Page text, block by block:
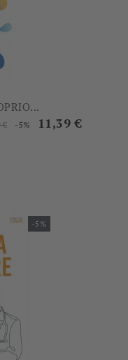
€ -5% Prezzo
11,39 €
-5%